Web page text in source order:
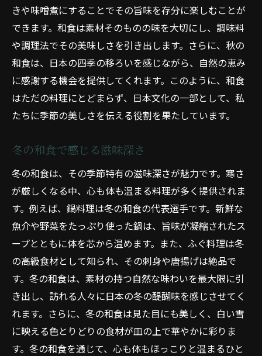
きや味噌煮にすることでその旨味を存分に楽しむことが
できます。和食は素材そのものの味を大切にし、調味料
や調理法でその美味しさを引き出します。さらに、秋の
和食は、日本の四季の移ろいを感じながら、自然の恵み
に感謝する機会を提供してくれます。このように、和食
はただの料理にとどまらず、日本文化の一部として、私
たちに季節の美しさを伝える役割を果たしています。
冬の和食で感じる滋味深さ
冬の和食は、その季節特有の滋味深さが魅力です。寒さ
が厳しくなる中、心も体も温まる料理が多く提供されま
す。例えば、鍋料理は冬の和食の代表選手です。新鮮な
魚介や野菜をたっぷり使った鍋は、旨味が凝縮されたス
ープとともに体を芯から温めます。また、ふぐ料理は冬
の高級食材として知られ、その刺身や唐揚げは絶品で
す。冬の和食は、素材の持つ自然な味わいを最大限に引
き出し、訪れる人々に日本の冬の醍醐味を感じさせてく
れます。さらに、冬の和食は見た目にも美しく、白い雪
に映える色とりどりの食材が皿の上で華やかに彩りま
す。冬の和食を通じて、心も体もほっこりと温まるひと